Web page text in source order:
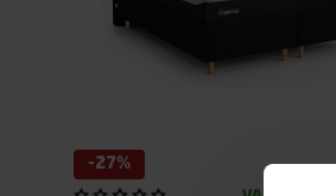
sekä pesujen jälkeen.
Tyylikkäät verhoillut alarungot ja
kokonaisuuden. Hillitty ja ajaton
Nyt rajoitettu erikoiserä vain meiltä!
-27%